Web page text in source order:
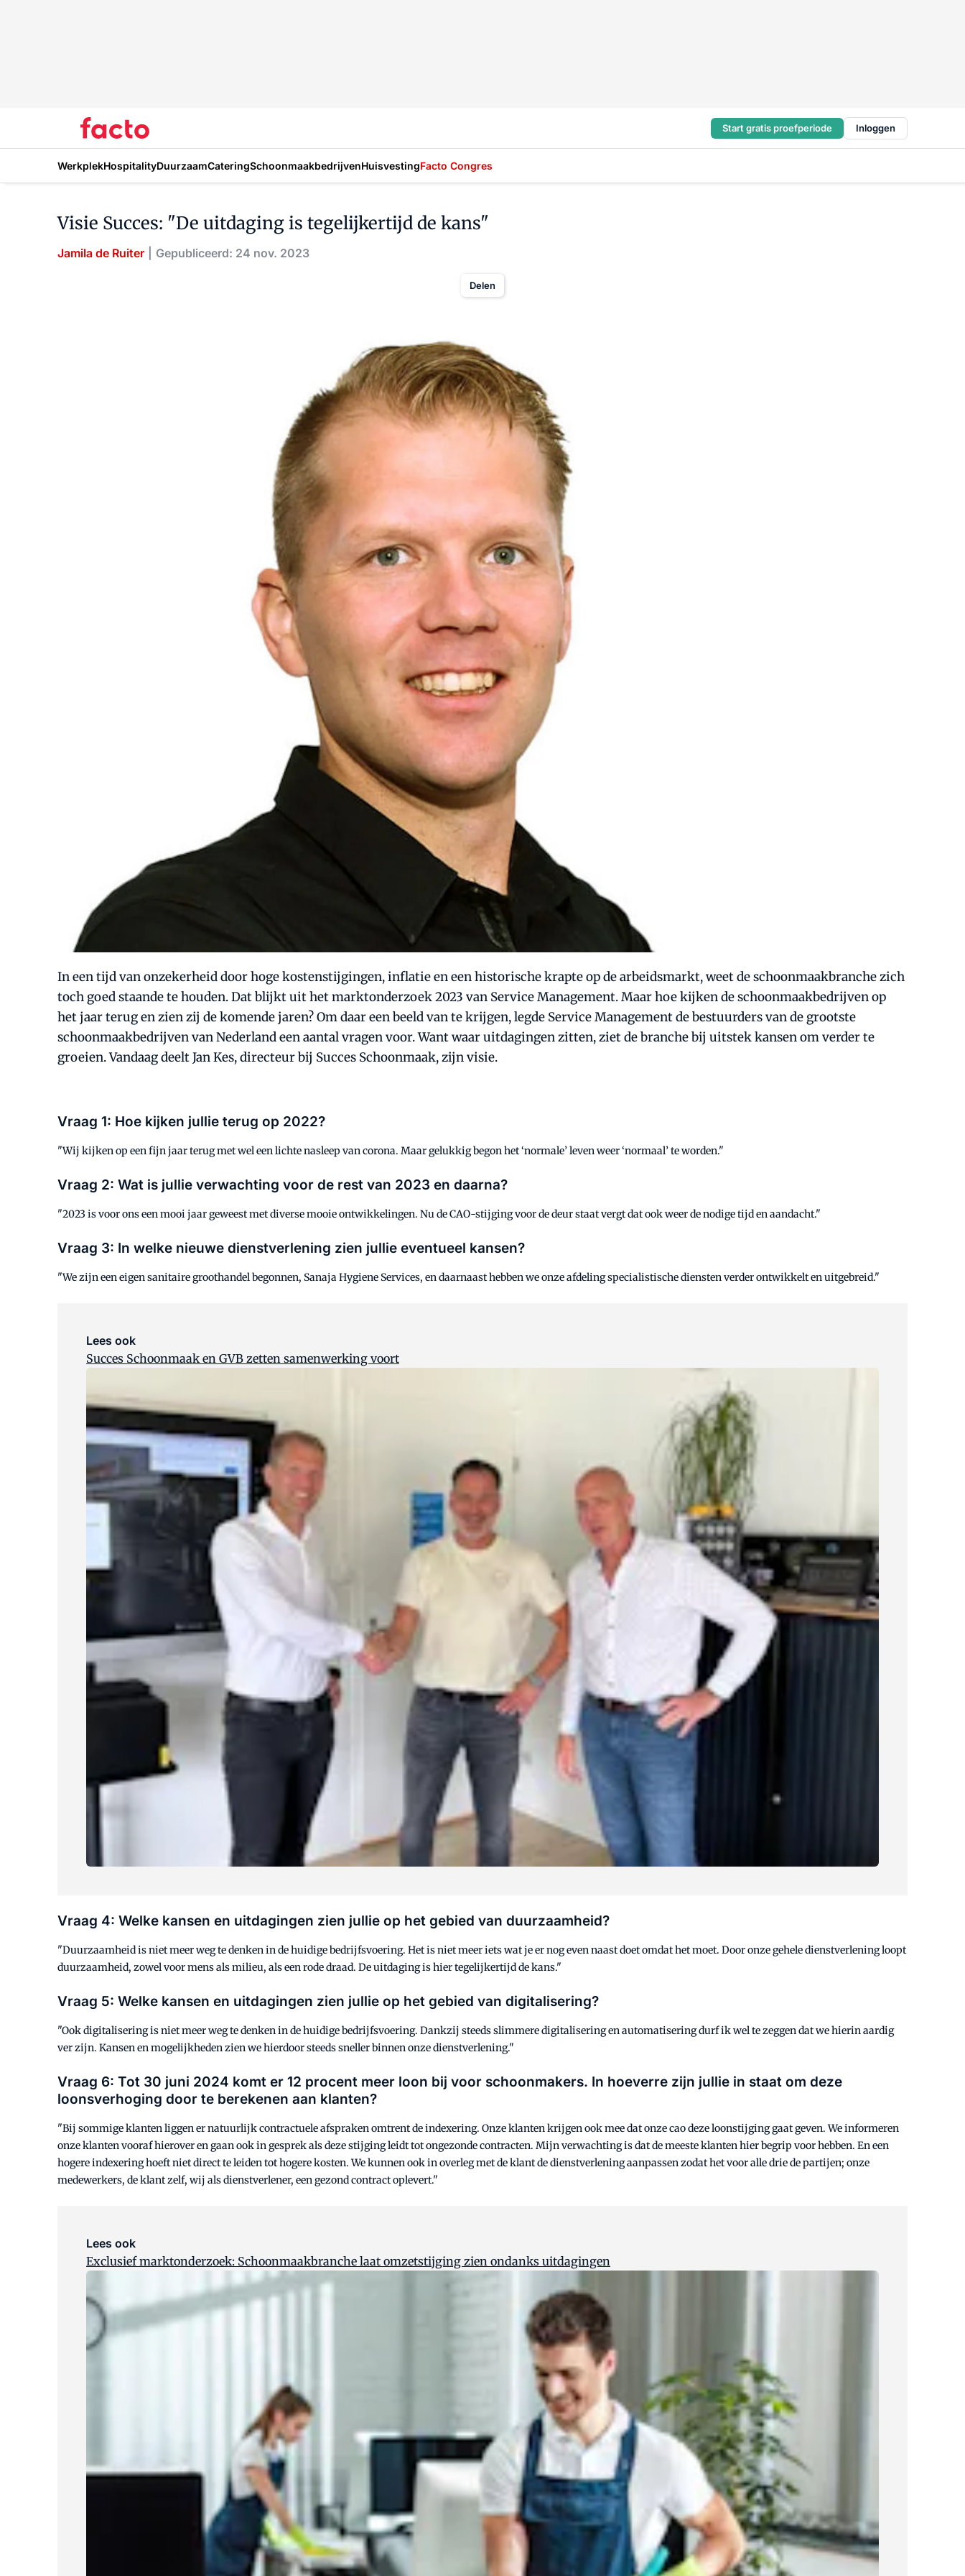
Start gratis proefperiode Inloggen
WerkplekHospitalityDuurzaamCateringSchoonmaakbedrijvenHuisvestingFacto Congres
Visie Succes: "De uitdaging is tegelijkertijd de kans"
Jamila de Ruiter Gepubliceerd: 24 nov. 2023
Delen
In een tijd van onzekerheid door hoge kostenstijgingen, inflatie en een historische krapte op de arbeidsmarkt, weet de schoonmaakbranche zich
toch goed staande te houden. Dat blijkt uit het marktonderzoek 2023 van Service Management. Maar hoe kijken de schoonmaakbedrijven op
het jaar terug en zien zij de komende jaren? Om daar een beeld van te krijgen, legde Service Management de bestuurders van de grootste
schoonmaakbedrijven van Nederland een aantal vragen voor. Want waar uitdagingen zitten, ziet de branche bij uitstek kansen om verder te
groeien. Vandaag deelt Jan Kes, directeur bij Succes Schoonmaak, zijn visie.
Vraag 1: Hoe kijken jullie terug op 2022?
"Wij kijken op een fijn jaar terug met wel een lichte nasleep van corona. Maar gelukkig begon het ‘normale’ leven weer ‘normaal’ te worden."
Vraag 2: Wat is jullie verwachting voor de rest van 2023 en daarna?
"2023 is voor ons een mooi jaar geweest met diverse mooie ontwikkelingen. Nu de CAO-stijging voor de deur staat vergt dat ook weer de nodige tijd en aandacht."
Vraag 3: In welke nieuwe dienstverlening zien jullie eventueel kansen?
"We zijn een eigen sanitaire groothandel begonnen, Sanaja Hygiene Services, en daarnaast hebben we onze afdeling specialistische diensten verder ontwikkelt en uitgebreid."
Lees ook
Succes Schoonmaak en GVB zetten samenwerking voort
Vraag 4: Welke kansen en uitdagingen zien jullie op het gebied van duurzaamheid?
"Duurzaamheid is niet meer weg te denken in de huidige bedrijfsvoering. Het is niet meer iets wat je er nog even naast doet omdat het moet. Door onze gehele dienstverlening loopt
duurzaamheid, zowel voor mens als milieu, als een rode draad. De uitdaging is hier tegelijkertijd de kans."
Vraag 5: Welke kansen en uitdagingen zien jullie op het gebied van digitalisering?
"Ook digitalisering is niet meer weg te denken in de huidige bedrijfsvoering. Dankzij steeds slimmere digitalisering en automatisering durf ik wel te zeggen dat we hierin aardig
ver zijn. Kansen en mogelijkheden zien we hierdoor steeds sneller binnen onze dienstverlening."
Vraag 6: Tot 30 juni 2024 komt er 12 procent meer loon bij voor schoonmakers. In hoeverre zijn jullie in staat om deze
loonsverhoging door te berekenen aan klanten?
"Bij sommige klanten liggen er natuurlijk contractuele afspraken omtrent de indexering. Onze klanten krijgen ook mee dat onze cao deze loonstijging gaat geven. We informeren
onze klanten vooraf hierover en gaan ook in gesprek als deze stijging leidt tot ongezonde contracten. Mijn verwachting is dat de meeste klanten hier begrip voor hebben. En een
hogere indexering hoeft niet direct te leiden tot hogere kosten. We kunnen ook in overleg met de klant de dienstverlening aanpassen zodat het voor alle drie de partijen; onze
medewerkers, de klant zelf, wij als dienstverlener, een gezond contract oplevert."
Lees ook
Exclusief marktonderzoek: Schoonmaakbranche laat omzetstijging zien ondanks uitdagingen